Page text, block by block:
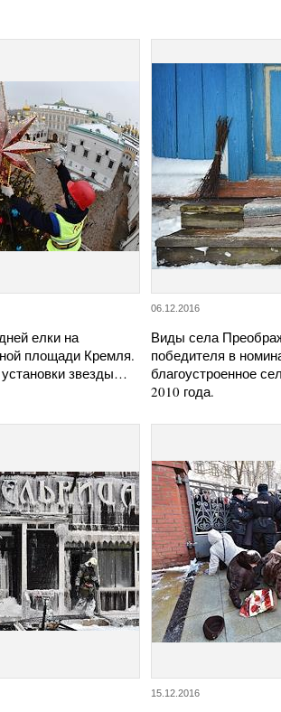
елки на
площади Кремля.
звезды…
06.12.2016
Виды села
победителя в
благоустроенное
2010 года.
15.12.2016